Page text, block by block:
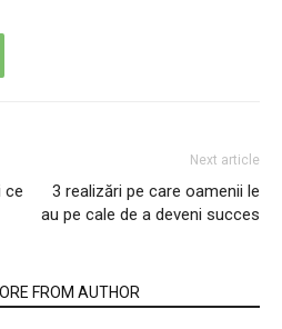
ce
Next article
3 realizări pe care oamenii le
au pe cale de a deveni succes
FROM AUTHOR